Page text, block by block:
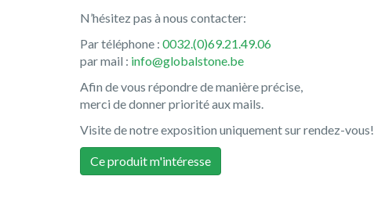
N’hésitez pas à nous contacter:
Par téléphone : 0032.(0)69.21.49.06
par mail : info@globalstone.be
Afin de vous répondre de manière précise,
merci de donner priorité aux mails.
Visite de notre exposition uniquement sur rendez-vous!
Ce produit m'intéresse